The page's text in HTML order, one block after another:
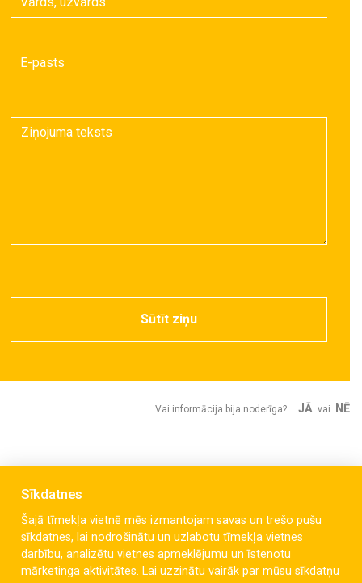
Sūtīt ziņu
Vai informācija bija noderīga? JĀ vai NĒ
Sīkdatnes
Šajā tīmekļa vietnē mēs izmantojam savas un trešo pušu
sīkdatnes, lai nodrošinātu un uzlabotu tīmekļa vietnes
darbību, analizētu vietnes apmeklējumu un īstenotu
mārketinga aktivitātes. Lai uzzinātu vairāk par mūsu sīkdatņu